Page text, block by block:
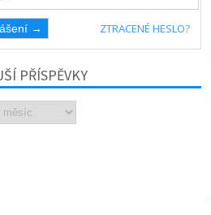
ZTRACENÉ HESLO?
PŘÍSPĚVKY